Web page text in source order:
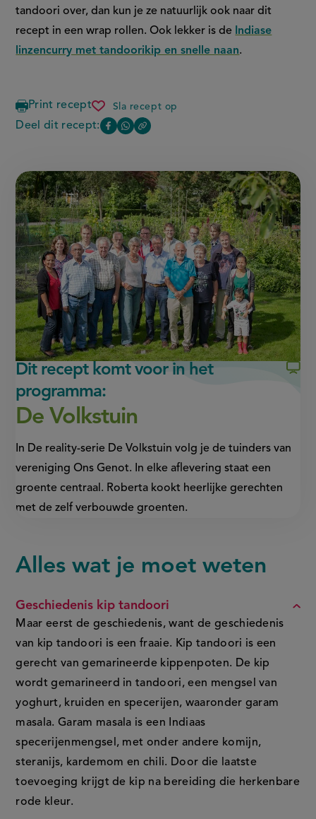
tandoori over, dan kun je ze natuurlijk ook naar dit
recept in een wrap rollen. Ook lekker is de Indiase
linzencurry met tandoorikip en snelle naan.
Print recept Sla recept op
kip
tandoori
recept
Deel dit recept:
Deel
pagina
op
Facebook
(opent
in
nieuw
venster,
externe
link)
Deel
pagina
op
WhatsApp
(opent
in
nieuw
venster,
externe
link)
Copy
of
this
page
Dit recept komt voor in het
programma:
De Volkstuin
In De reality-serie De Volkstuin volg je de tuinders van
vereniging Ons Genot. In elke aflevering staat een
groente centraal. Roberta kookt heerlijke gerechten
met de zelf verbouwde groenten.
FAQ
Alles wat je moet weten
Geschiedenis kip tandoori
Maar eerst de geschiedenis, want de geschiedenis
van kip tandoori is een fraaie. Kip tandoori is een
gerecht van gemarineerde kippenpoten. De kip
wordt gemarineerd in tandoori, een mengsel van
yoghurt, kruiden en specerijen, waaronder garam
masala. Garam masala is een Indiaas
specerijenmengsel, met onder andere komijn,
steranijs, kardemom en chili. Door die laatste
toevoeging krijgt de kip na bereiding die herkenbare
rode kleur.